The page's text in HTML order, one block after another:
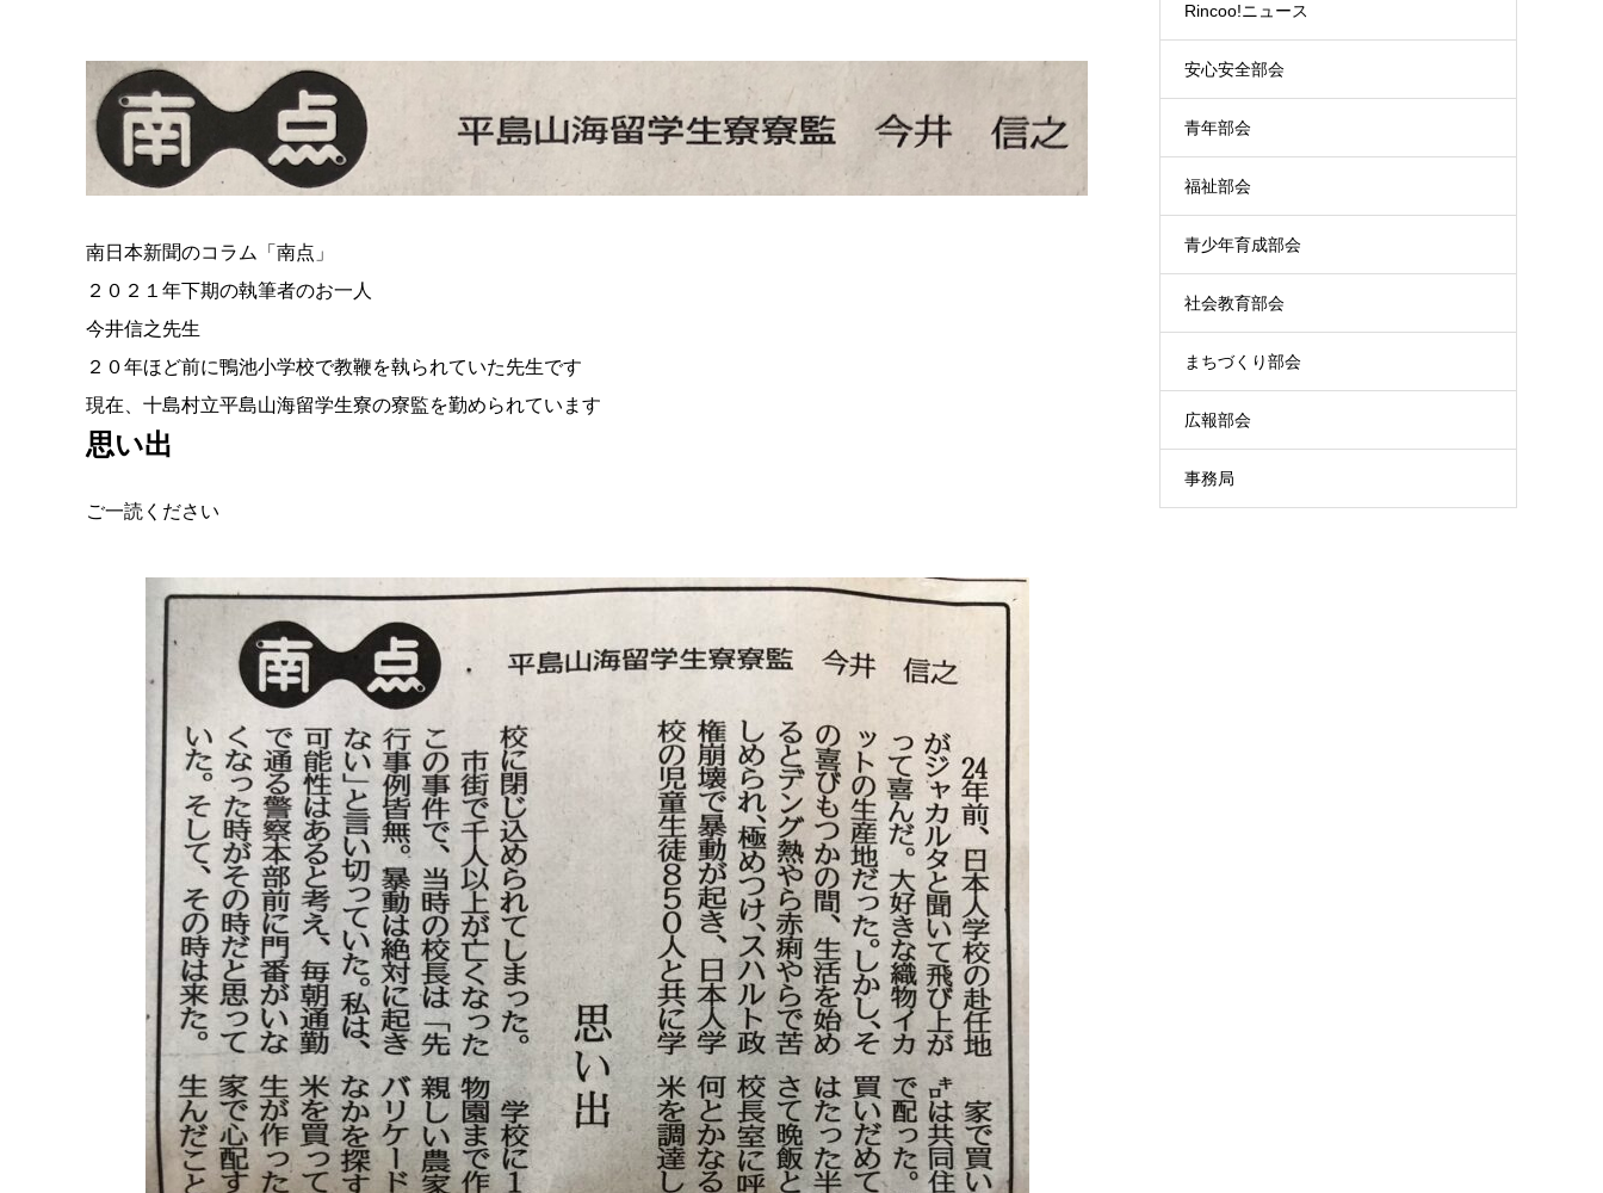
南日本新聞のコラム「南点」
２０２１年下期の執筆者のお一人
今井信之先生
２０年ほど前に鴨池小学校で教鞭を執られていた先生です
現在、十島村立平島山海留学生寮の寮監を勤められています
思い出
ご一読ください
Rincoo!ニュース
安心安全部会
青年部会
福祉部会
青少年育成部会
社会教育部会
まちづくり部会
広報部会
事務局